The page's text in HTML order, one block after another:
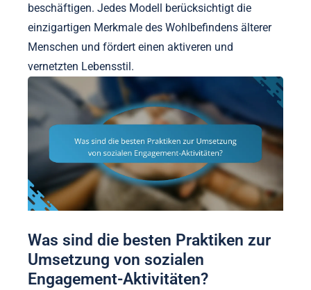
beschäftigen. Jedes Modell berücksichtigt die
einzigartigen Merkmale des Wohlbefindens älterer
Menschen und fördert einen aktiveren und
vernetzten Lebensstil.
Was sind die besten Praktiken zur
Umsetzung von sozialen
Engagement-Aktivitäten?